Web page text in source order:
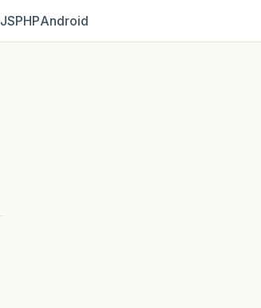
JSPHPAndroid